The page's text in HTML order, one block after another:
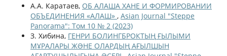
А.А. Каратаев, ОБ АЛАША ХАНЕ И ФОРМИРОВАНИИ
ОБЪЕДИНЕНИЯ «АЛАШ» , Asian Journal "Steppe
Panorama": Том 10 № 2 (2023)
З. Хибина, ГЕНРИ БОЛИНГБРОКТЫҢ ҒЫЛЫМИ
МҰРАЛАРЫ ЖƏНЕ ОЛАРДЫҢ АҒЫЛШЫН